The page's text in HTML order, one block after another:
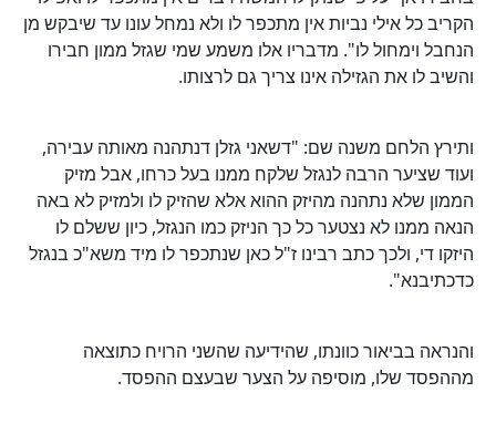
הקריב כל אילי נביות אין מתכפר לו ולא נמחל עונו עד שיבקש מן
הנחבל וימחול לו". מדבריו אלו משמע שמי שגזל ממון חבירו
והשיב לו את הגזילה אינו צריך גם לרצותו.
ותירץ הלחם משנה שם: "דשאני גזלן דנתהנה מאותה עבירה,
ועוד שציער הרבה לנגזל שלקח ממנו בעל כרחו, אבל מזיק
הממון שלא נתהנה מהיזק ההוא אלא שהזיק לו ולמזיק לא באה
הנאה ממנו לא נצטער כל כך הניזק כמו הנגזל, כיון ששלם לו
היזקו די, ולכך כתב רבינו ז"ל כאן שנתכפר לו מיד משא"כ בנגזל
כדכתיבנא".
והנראה בביאור כוונתו, שהידיעה שהשני הרויח כתוצאה
מההפסד שלו, מוסיפה על הצער שבעצם ההפסד.